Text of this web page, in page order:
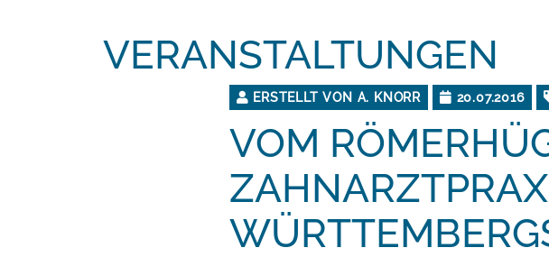
VERANSTALTUNGEN
ERSTELLT VON A. KNORR 20.07.2016
VOM